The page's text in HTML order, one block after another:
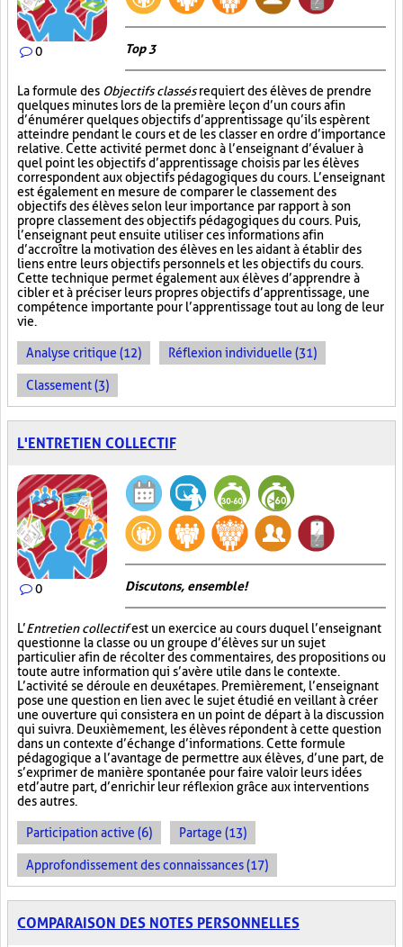
0 Top 3
La formule des Objectifs classésrequiert des élèves de prendre
quelques minutes lors de la première leçon d’un cours afin
d’énumérer quelques objectifs d’apprentissage qu’ils espèrent
atteindre pendant le cours et de les classer en ordre d’importance
relative. Cette activité permet donc à l’enseignant d’évaluer à
quel point les objectifs d’apprentissage choisis par les élèves
correspondent aux objectifs pédagogiques du cours. L’enseignant
est également en mesure de comparer le classement des
objectifs des élèves selon leur importance par rapport à son
propre classement des objectifs pédagogiques du cours. Puis,
l’enseignant peut ensuite utiliser ces informations afin
d’accroître la motivation des élèves en les aidant à établir des
liens entre leurs objectifs personnels et les objectifs du cours.
Cette technique permet également aux élèves d’apprendre à
cibler et à préciser leurs propres objectifs d’apprentissage, une
compétence importante pour l’apprentissage tout au long de leur
vie.
Analyse critique (12) Réflexion individuelle (31)
Classement (3)
L'ENTRETIEN COLLECTIF
0 Discutons, ensemble!
L’Entretien collectifest un exercice au cours duquel l’enseignant
questionne la classe ou un groupe d’élèves sur un sujet
particulier afin de récolter des commentaires, des propositions ou
toute autre information qui s’avère utile dans le contexte.
L’activité se déroule en deux étapes. Premièrement, l’enseignant
pose une question en lien avec le sujet étudié en veillant à créer
une ouverture qui consistera en un point de départ à la discussion
qui suivra. Deuxièmement, les élèves répondent à cette question
dans un contexte d’échange d’informations. Cette formule
pédagogique a l’avantage de permettre aux élèves, d’une part, de
s’exprimer de manière spontanée pour faire valoir leurs idées
et d’autre part, d’enrichir leur réflexion grâce aux interventions
des autres.
Participation active (6) Partage (13)
Approfondissement des connaissances (17)
COMPARAISON DES NOTES PERSONNELLES